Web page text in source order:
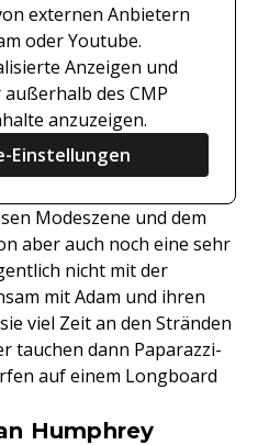
externen Anbietern
oder Youtube.
Anzeigen und
des CMP
anzuzeigen.
Einstellungen
Modeszene und dem
aber auch noch eine sehr
nicht mit der
mit Adam und ihren
viel Zeit an den Stränden
tauchen dann Paparazzi-
auf einem Longboard
Humphrey